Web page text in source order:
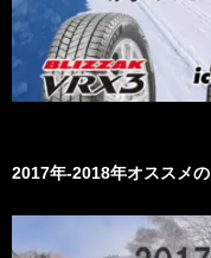
2017年-2018年オススメ